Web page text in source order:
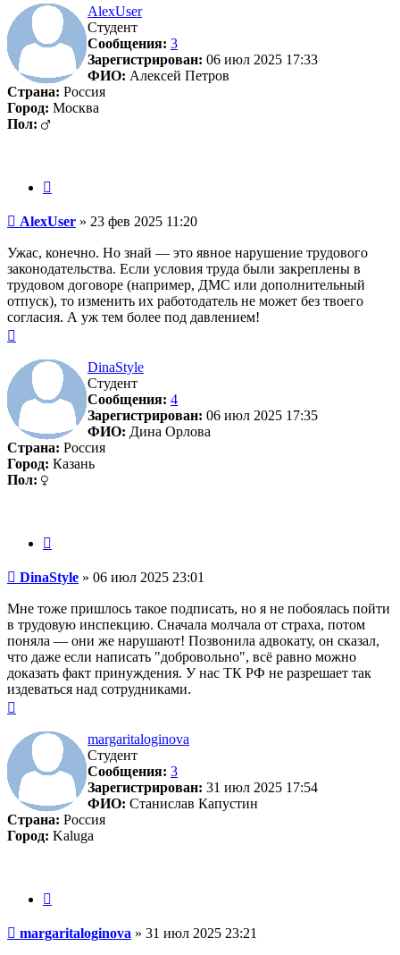
началу
AlexUser
Студент
Сообщения: 3
Зарегистрирован: 06 июл 2025 17:33
ФИО: Алексей Петров
Страна: Россия
Город: Москва
Пол:
Сообщение
AlexUser » 23 фев 2025 11:20
Ужас, конечно. Но знай — это явное нарушение трудового
законодательства. Если условия труда были закреплены в
трудовом договоре (например, ДМС или дополнительный
отпуск), то изменить их работодатель не может без твоего
согласия. А уж тем более под давлением!
началу
DinaStyle
Студент
Сообщения: 4
Зарегистрирован: 06 июл 2025 17:35
ФИО: Дина Орлова
Страна: Россия
Город: Казань
Пол:
Сообщение
DinaStyle » 06 июл 2025 23:01
Мне тоже пришлось такое подписать, но я не побоялась пойти
в трудовую инспекцию. Сначала молчала от страха, потом
поняла — они же нарушают! Позвонила адвокату, он сказал,
что даже если написать "добровольно", всё равно можно
доказать факт принуждения. У нас ТК РФ не разрешает так
издеваться над сотрудниками.
началу
margaritaloginova
Студент
Сообщения: 3
Зарегистрирован: 31 июл 2025 17:54
ФИО: Станислав Капустин
Страна: Россия
Город: Kaluga
Сообщение
margaritaloginova » 31 июл 2025 23:21